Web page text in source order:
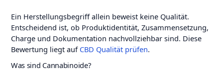
Ein Herstellungsbegriff allein beweist keine Qualität.
Entscheidend ist, ob Produktidentität, Zusammensetzung,
Charge und Dokumentation nachvollziehbar sind. Diese
Bewertung liegt auf CBD Qualität prüfen.
Was sind Cannabinoide?